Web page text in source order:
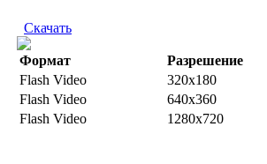
Скачать
Формат Разрешение
Flash Video
320x180
Flash Video
640x360
Flash Video
1280x720